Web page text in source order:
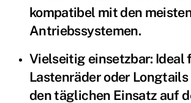
kompatibel mit den
Antriebssystemen.
Vielseitig einsetzbar: Ideal
Lastenräder oder
den täglichen Einsatz auf